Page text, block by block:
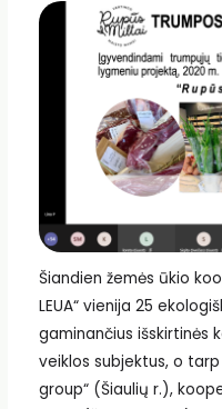
Šiandien žemės ūkio
LEUA“ vienija 25
gaminančius išskirtinės
veiklos subjektus, o tarp
group“ (Šiaulių r.),